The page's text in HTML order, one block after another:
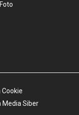
Cookie
Media Siber